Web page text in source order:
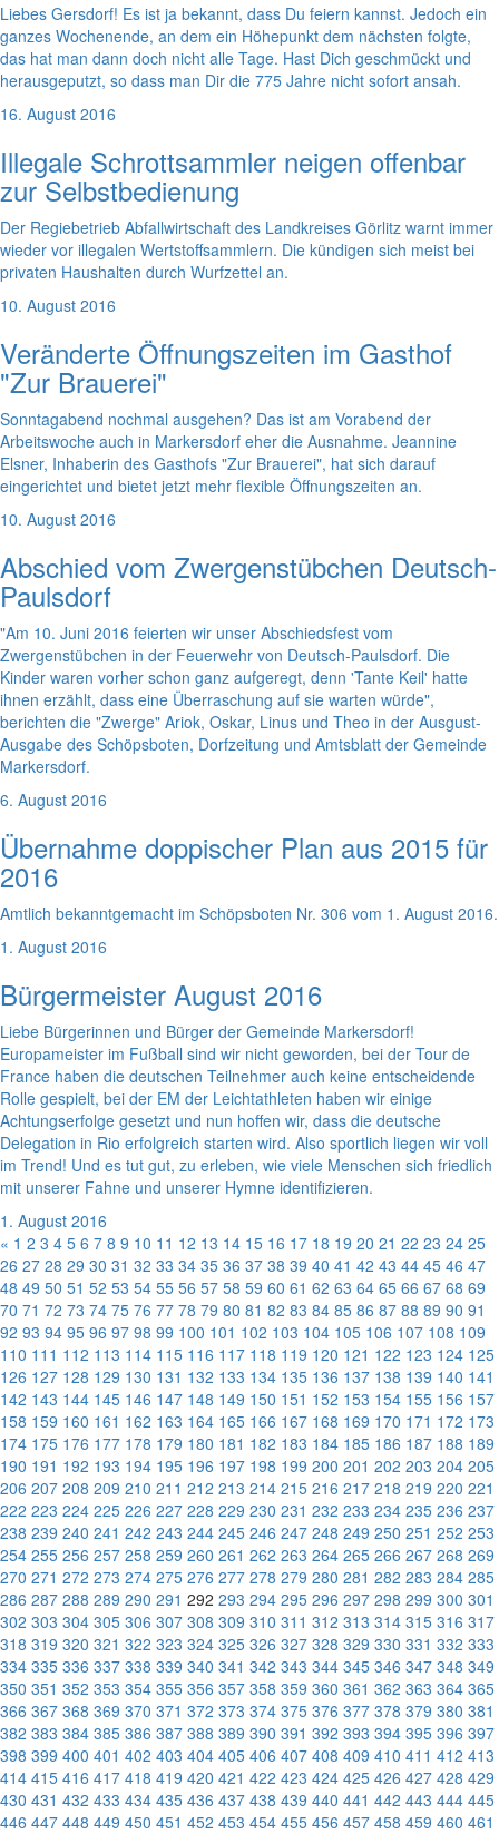
Liebes Gersdorf! Es ist ja bekannt, dass Du feiern kannst. Jedoch ein
ganzes Wochenende, an dem ein Höhepunkt dem nächsten folgte,
das hat man dann doch nicht alle Tage. Hast Dich geschmückt und
herausgeputzt, so dass man Dir die 775 Jahre nicht sofort ansah.
16. August 2016
Illegale Schrottsammler neigen offenbar
zur Selbstbedienung
Der Regiebetrieb Abfallwirtschaft des Landkreises Görlitz warnt immer
wieder vor illegalen Wertstoffsammlern. Die kündigen sich meist bei
privaten Haushalten durch Wurfzettel an.
10. August 2016
Veränderte Öffnungszeiten im Gasthof
"Zur Brauerei"
Sonntagabend nochmal ausgehen? Das ist am Vorabend der
Arbeitswoche auch in Markersdorf eher die Ausnahme. Jeannine
Elsner, Inhaberin des Gasthofs "Zur Brauerei", hat sich darauf
eingerichtet und bietet jetzt mehr flexible Öffnungszeiten an.
10. August 2016
Abschied vom Zwergenstübchen Deutsch-
Paulsdorf
"Am 10. Juni 2016 feierten wir unser Abschiedsfest vom
Zwergenstübchen in der Feuerwehr von Deutsch-Paulsdorf. Die
Kinder waren vorher schon ganz aufgeregt, denn 'Tante Keil' hatte
ihnen erzählt, dass eine Überraschung auf sie warten würde",
berichten die "Zwerge" Ariok, Oskar, Linus und Theo in der Ausgust-
Ausgabe des Schöpsboten, Dorfzeitung und Amtsblatt der Gemeinde
Markersdorf.
6. August 2016
Übernahme doppischer Plan aus 2015 für
2016
Amtlich bekanntgemacht im Schöpsboten Nr. 306 vom 1. August 2016.
1. August 2016
Bürgermeister August 2016
Liebe Bürgerinnen und Bürger der Gemeinde Markersdorf!
Europameister im Fußball sind wir nicht geworden, bei der Tour de
France haben die deutschen Teilnehmer auch keine entscheidende
Rolle gespielt, bei der EM der Leichtathleten haben wir einige
Achtungserfolge gesetzt und nun hoffen wir, dass die deutsche
Delegation in Rio erfolgreich starten wird. Also sportlich liegen wir voll
im Trend! Und es tut gut, zu erleben, wie viele Menschen sich friedlich
mit unserer Fahne und unserer Hymne identifizieren.
1. August 2016
« 1 2 3 4 5 6 7 8 9 10 11 12 13 14 15 16 17 18 19 20 21 22 23 24 25
26 27 28 29 30 31 32 33 34 35 36 37 38 39 40 41 42 43 44 45 46 47
48 49 50 51 52 53 54 55 56 57 58 59 60 61 62 63 64 65 66 67 68 69
70 71 72 73 74 75 76 77 78 79 80 81 82 83 84 85 86 87 88 89 90 91
92 93 94 95 96 97 98 99 100 101 102 103 104 105 106 107 108 109
110 111 112 113 114 115 116 117 118 119 120 121 122 123 124 125
126 127 128 129 130 131 132 133 134 135 136 137 138 139 140 141
142 143 144 145 146 147 148 149 150 151 152 153 154 155 156 157
158 159 160 161 162 163 164 165 166 167 168 169 170 171 172 173
174 175 176 177 178 179 180 181 182 183 184 185 186 187 188 189
190 191 192 193 194 195 196 197 198 199 200 201 202 203 204 205
206 207 208 209 210 211 212 213 214 215 216 217 218 219 220 221
222 223 224 225 226 227 228 229 230 231 232 233 234 235 236 237
238 239 240 241 242 243 244 245 246 247 248 249 250 251 252 253
254 255 256 257 258 259 260 261 262 263 264 265 266 267 268 269
270 271 272 273 274 275 276 277 278 279 280 281 282 283 284 285
286 287 288 289 290 291 292 293 294 295 296 297 298 299 300 301
302 303 304 305 306 307 308 309 310 311 312 313 314 315 316 317
318 319 320 321 322 323 324 325 326 327 328 329 330 331 332 333
334 335 336 337 338 339 340 341 342 343 344 345 346 347 348 349
350 351 352 353 354 355 356 357 358 359 360 361 362 363 364 365
366 367 368 369 370 371 372 373 374 375 376 377 378 379 380 381
382 383 384 385 386 387 388 389 390 391 392 393 394 395 396 397
398 399 400 401 402 403 404 405 406 407 408 409 410 411 412 413
414 415 416 417 418 419 420 421 422 423 424 425 426 427 428 429
430 431 432 433 434 435 436 437 438 439 440 441 442 443 444 445
446 447 448 449 450 451 452 453 454 455 456 457 458 459 460 461